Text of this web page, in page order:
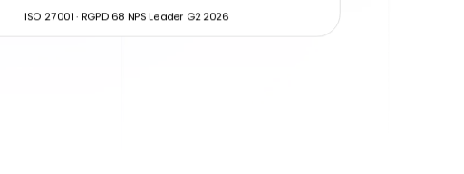
ISO 27001 · RGPD 68 NPS Leader G2 2026